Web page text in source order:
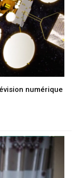
numérique